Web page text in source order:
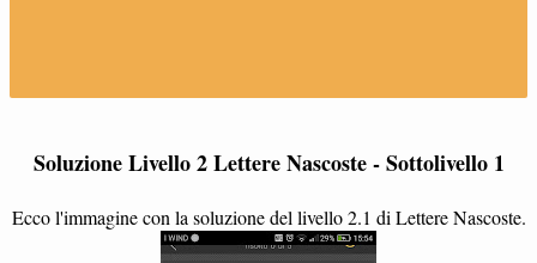
Soluzione Livello 2 Lettere Nascoste - Sottolivello 1
Ecco l'immagine con la soluzione del livello 2.1 di Lettere Nascoste.